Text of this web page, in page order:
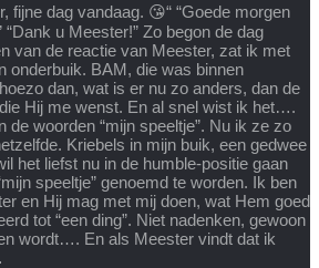
fijne dag vandaag. 😘“ “Goede morgen
u Meester!” Zo begon de dag
van de reactie van Meester, zat ik met
onderbuik. BAM, die was binnen
dan, wat is er nu zo anders, dan de
Hij me wenst. En al snel wist ik het….
de woorden “mijn speeltje”. Nu ik ze zo
Kriebels in mijn buik, een gedwee
het liefst nu in de humble-positie gaan
speeltje” genoemd te worden. Ik ben
en Hij mag met mij doen, wat Hem goed
tot “een ding”. Niet nadenken, gewoon
wordt…. En als Meester vindt dat ik